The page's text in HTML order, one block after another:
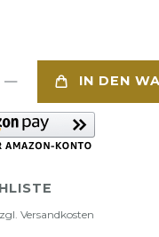
IN DEN
Versandkosten